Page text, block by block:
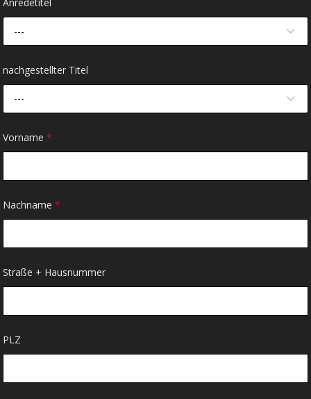
---
nachgestellter Titel
---
Vorname*
Nachname*
Straße + Hausnummer
PLZ